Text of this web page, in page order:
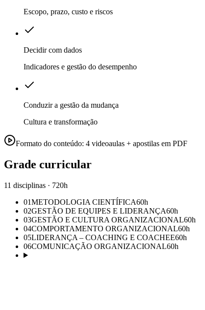
Escopo, prazo, custo e riscos
Decidir com dados
Indicadores e gestão do desempenho
Conduzir a gestão da mudança
Cultura e transformação
Formato do conteúdo: 4 videoaulas + apostilas em PDF
Grade curricular
11 disciplinas · 720h
01METODOLOGIA CIENTÍFICA60h
02GESTÃO DE EQUIPES E LIDERANÇA60h
03GESTÃO E CULTURA ORGANIZACIONAL60h
04COMPORTAMENTO ORGANIZACIONAL60h
05LIDERANÇA – COACHING E COACHEE60h
06COMUNICAÇÃO ORGANIZACIONAL60h